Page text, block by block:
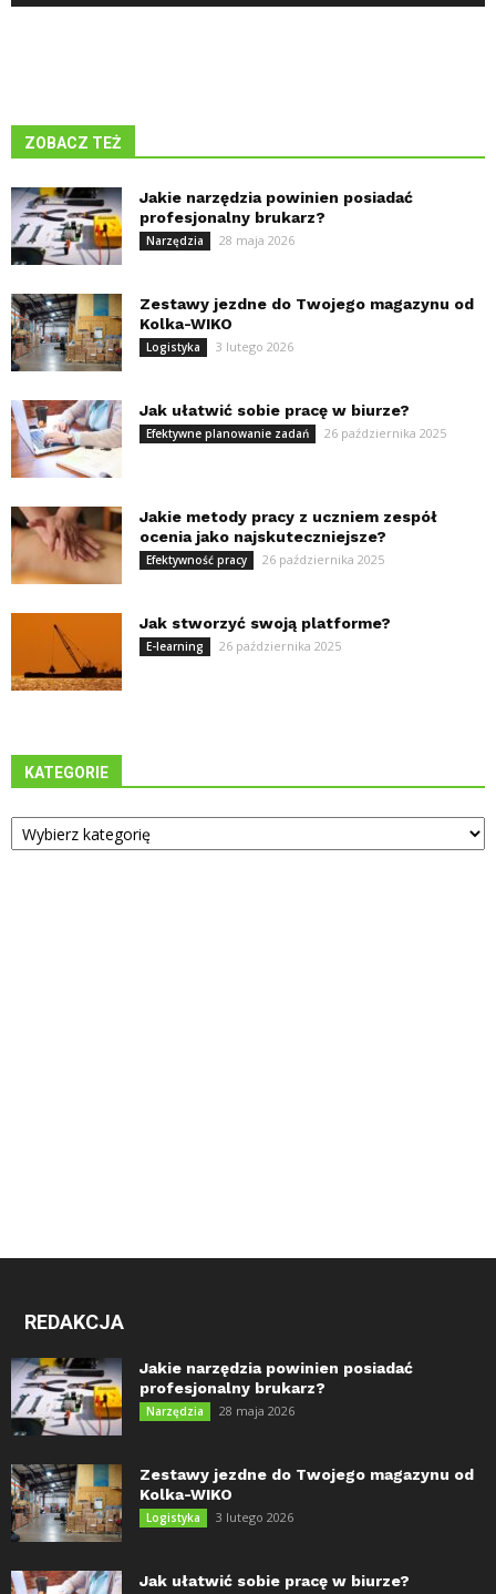
ZOBACZ TEŻ
Jakie narzędzia powinien posiadać
profesjonalny brukarz?
Narzędzia 28 maja 2026
Zestawy jezdne do Twojego magazynu od
Kolka-WIKO
Logistyka 3 lutego 2026
Jak ułatwić sobie pracę w biurze?
Efektywne planowanie zadań 26 października 2025
Jakie metody pracy z uczniem zespół
ocenia jako najskuteczniejsze?
Efektywność pracy 26 października 2025
Jak stworzyć swoją platforme?
E-learning 26 października 2025
KATEGORIE
Kategorie
REDAKCJA
Jakie narzędzia powinien posiadać
profesjonalny brukarz?
Narzędzia 28 maja 2026
Zestawy jezdne do Twojego magazynu od
Kolka-WIKO
Logistyka 3 lutego 2026
Jak ułatwić sobie pracę w biurze?